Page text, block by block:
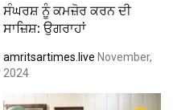
ਸੰਘਰਸ਼ ਨੂੰ ਕਮਜ਼ੋਰ ਕਰਨ ਦੀ
ਸਾਜ਼ਿਸ਼: ਉਗਰਾਹਾਂ
amritsartimes.live November,
2024